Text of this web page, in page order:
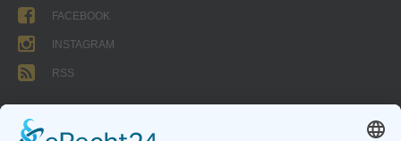
FACEBOOK
INSTAGRAM
RSS
FORMULARE